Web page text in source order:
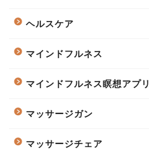
ヘルスケア
マインドフルネス
マインドフルネス瞑想アプリ
マッサージガン
マッサージチェア